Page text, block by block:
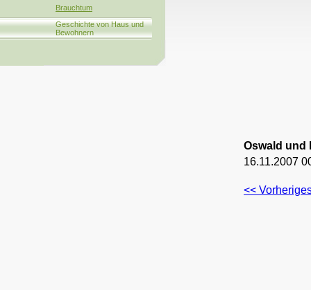
Brauchtum
Geschichte von Haus und
Bewohnern
Oswald und
16.11.2007
<<